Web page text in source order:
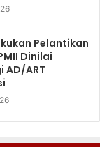
Pelantikan
Dinilai
AD/ART